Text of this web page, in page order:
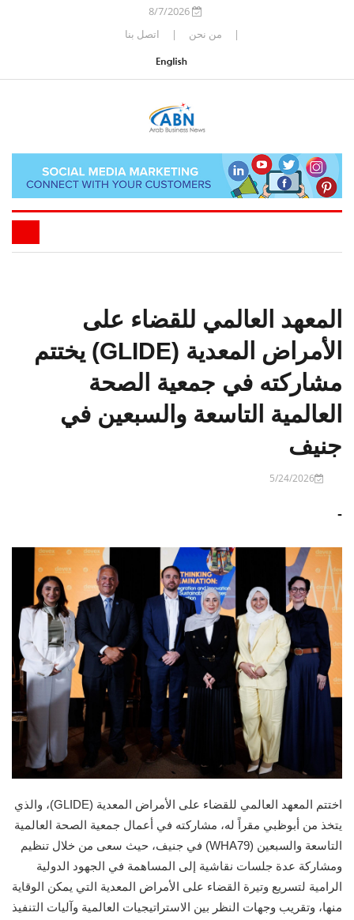
8/7/2026
|
من نحن | اتصل بنا
المعهد العالمي للقضاء على
الأمراض المعدية (GLIDE) يختتم
مشاركته في جمعية الصحة
العالمية التاسعة والسبعين في
جنيف
5/24/2026
-
اختتم المعهد العالمي للقضاء على الأمراض المعدية (GLIDE)، والذي
يتخذ من أبوظبي مقراً له، مشاركته في أعمال جمعية الصحة العالمية
التاسعة والسبعين (WHA79) في جنيف، حيث سعى من خلال تنظيم
ومشاركة عدة جلسات نقاشية إلى المساهمة في الجهود الدولية
الرامية لتسريع وتيرة القضاء على الأمراض المعدية التي يمكن الوقاية
منها، وتقريب وجهات النظر بين الاستراتيجيات العالمية وآليات التنفيذ